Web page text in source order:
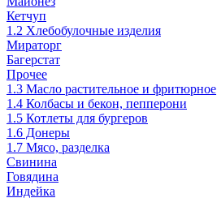
Кетчуп
1.2 Хлебобулочные изделия
Мираторг
Багерстат
Прочее
1.3 Масло растительное и фритюрное
1.4 Колбасы и бекон, пепперони
1.5 Котлеты для бургеров
1.6 Донеры
1.7 Мясо, разделка
Свинина
Говядина
Индейка